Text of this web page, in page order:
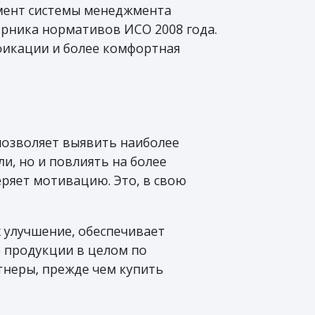
системы менеджмента
нормативов ИСО 2008 года.
и более комфортная
выявить наиболее
но и повлиять на более
мотивацию. Это, в свою
обеспечивает
продукции в целом по
прежде чем купить